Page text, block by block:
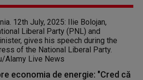
economia de energie: "Cred că